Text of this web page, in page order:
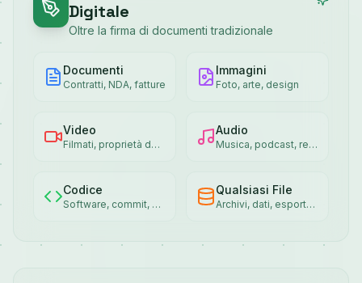
Digitale
Oltre la firma di documenti tradizionale
Documenti
Contratti, NDA, fatture
Immagini
Foto, arte, design
Video
Filmati, proprietà del contenuto
Audio
Musica, podcast, registrazioni
Codice
Software, commit, pacchetti
Qualsiasi File
Archivi, dati, esportazioni